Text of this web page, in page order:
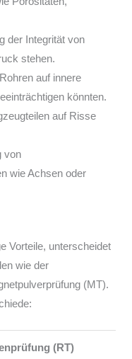
der Integrität von
stehen.
auf innere
könnten.
auf Risse
von
wie Achsen oder
Vorteile, unterscheidet
wie der
(MT).
(RT)